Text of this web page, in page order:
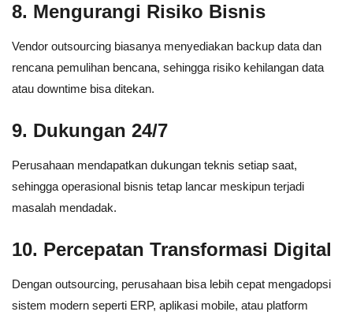
8. Mengurangi Risiko Bisnis
Vendor outsourcing biasanya menyediakan backup data dan
rencana pemulihan bencana, sehingga risiko kehilangan data
atau downtime bisa ditekan.
9. Dukungan 24/7
Perusahaan mendapatkan dukungan teknis setiap saat,
sehingga operasional bisnis tetap lancar meskipun terjadi
masalah mendadak.
10. Percepatan Transformasi Digital
Dengan outsourcing, perusahaan bisa lebih cepat mengadopsi
sistem modern seperti ERP, aplikasi mobile, atau platform